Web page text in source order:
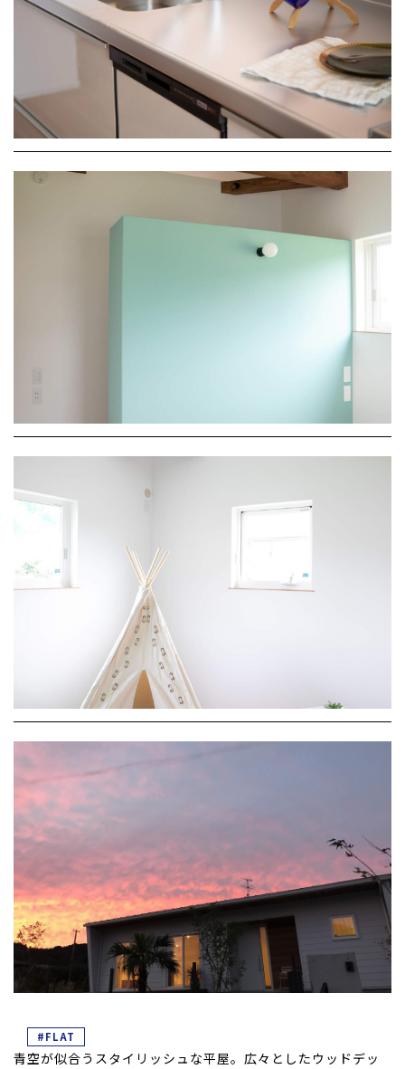
#FLAT
青空が似合うスタイリッシュな平屋。広々としたウッドデッ